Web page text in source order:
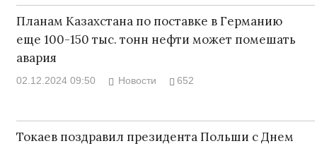
Планам Казахстана по поставке в Германию
еще 100-150 тыс. тонн нефти может помешать
авария
02.12.2024 09:50 Новости 652
Токаев поздравил президента Польши с Днем